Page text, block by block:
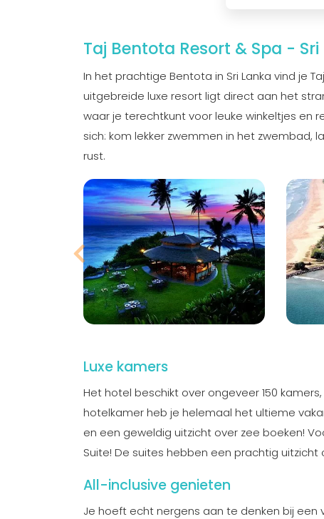
Taj Bentota Resort & Spa -
In het prachtige Bentota in Sri Lanka vind je
uitgebreide luxe resort ligt direct aan het
waar je terechtkunt voor leuke winkeltjes en
sich: kom lekker zwemmen in het zwembad,
rust.
Luxe kamers
Het hotel beschikt over ongeveer 150
hotelkamer heb je helemaal het ultieme
en een geweldig uitzicht over zee boeken!
Suite! De suites hebben een prachtig uitzicht
All-inclusive genieten
Je hoeft echt nergens aan te denken bij een